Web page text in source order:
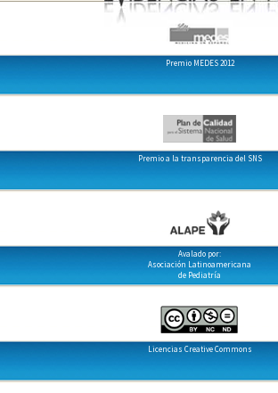
Premio MEDES 2012
Premio a la transparencia del SNS
Avalado por:
Asociación Latinoamericana
de Pediatría
Licencias Creative Commons